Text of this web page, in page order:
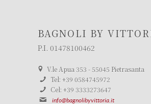
BAGNOLI BY
P.I. 01478100462
V.le Apua 353 - 55045 Pietrasanta
Tel: +39 0584745972
Cel: +39 3333273647
info@bagnolibyvittoria.it